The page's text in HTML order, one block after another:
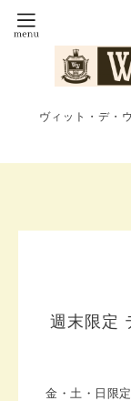
ヴィット・デ・
週末限定
金・土・日限